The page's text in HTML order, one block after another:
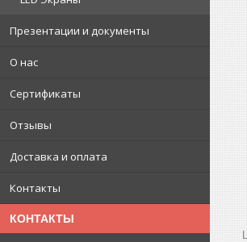
Презентации и документы
О нас
Сертификаты
Отзывы
Доставка и оплата
Контакты
КОНТАКТЫ